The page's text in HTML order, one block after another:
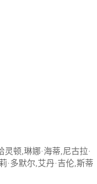
灵顿,琳娜·海蒂,尼古拉·
·多默尔,艾丹·吉伦,斯蒂